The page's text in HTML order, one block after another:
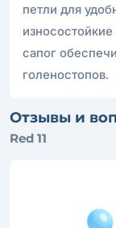
петли для
сапог
голеностопов.
Отзывы и
Red 11